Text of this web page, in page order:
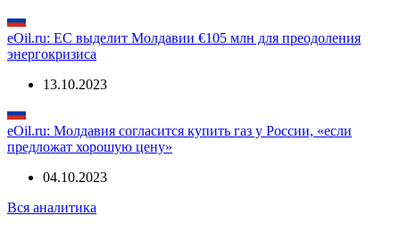
eOil.ru: ЕС выделит Молдавии €105 млн для преодоления
энергокризиса
13.10.2023
eOil.ru: Молдавия согласится купить газ у России, «если
предложат хорошую цену»
04.10.2023
Вся аналитика